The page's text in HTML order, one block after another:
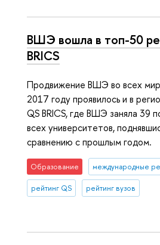
ВШЭ вошла в топ-50
BRICS
Продвижение ВШЭ во всех
2017 году проявилось и в
QS BRICS, где ВШЭ заняла 39
всех университетов,
сравнению с прошлым годом.
Образование международные
рейтинг QS рейтинг вузов